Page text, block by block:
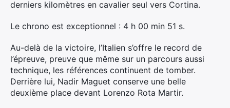
derniers kilomètres en cavalier seul vers Cortina.
Le chrono est exceptionnel : 4 h 00 min 51 s.
Au-delà de la victoire, l’Italien s’offre le record de
l’épreuve, preuve que même sur un parcours aussi
technique, les références continuent de tomber.
Derrière lui, Nadir Maguet conserve une belle
deuxième place devant Lorenzo Rota Martir.